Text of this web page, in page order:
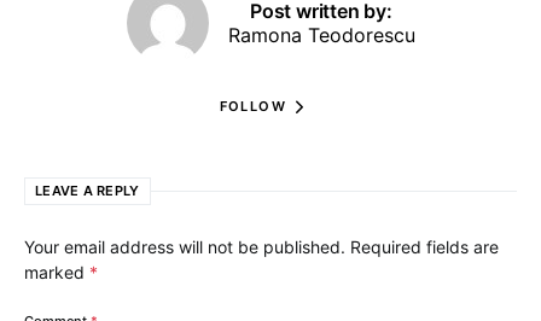
Post written by:
Ramona Teodorescu
FOLLOW
LEAVE A REPLY
Your email address will not be published. Required fields are
marked *